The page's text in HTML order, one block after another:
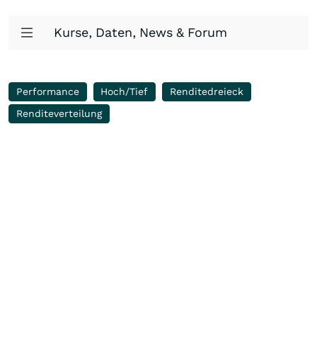
Kurse, Daten, News & Forum
Performance Hoch/Tief
Renditedreieck
Renditeverteilung